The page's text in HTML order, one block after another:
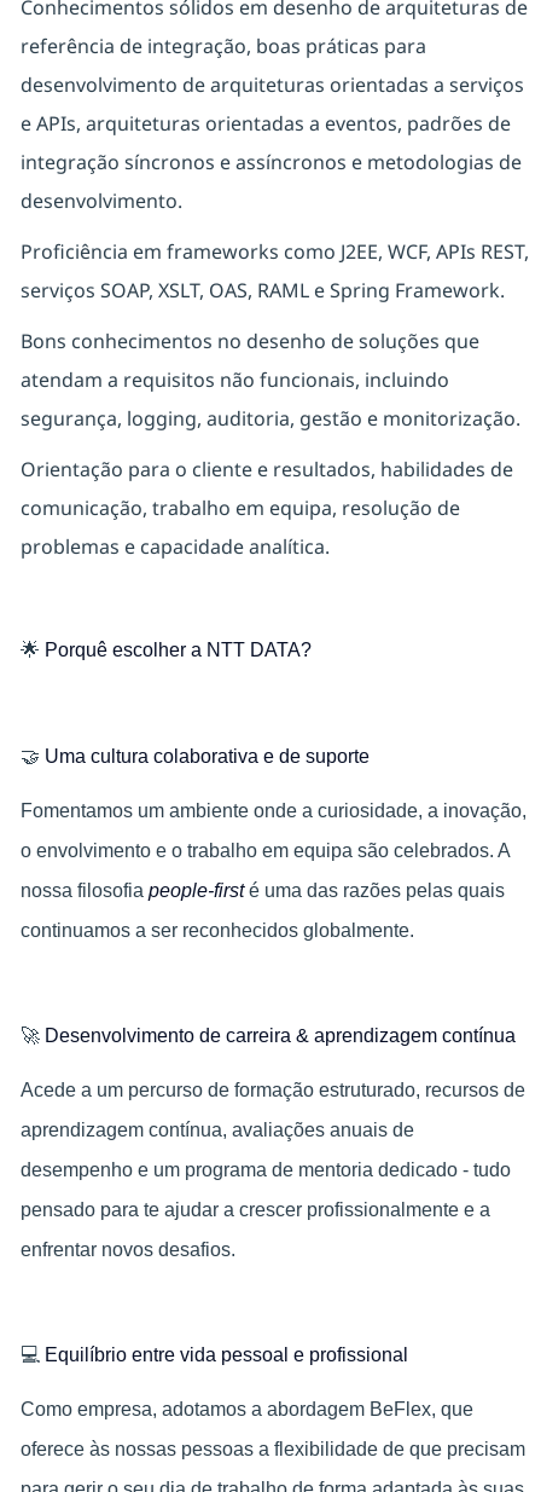
Conhecimentos sólidos em desenho de arquiteturas de
referência de integração, boas práticas para
desenvolvimento de arquiteturas orientadas a serviços
e APIs, arquiteturas orientadas a eventos, padrões de
integração síncronos e assíncronos e metodologias de
desenvolvimento.
Proficiência em frameworks como J2EE, WCF, APIs REST,
serviços SOAP, XSLT, OAS, RAML e Spring Framework.
Bons conhecimentos no desenho de soluções que
atendam a requisitos não funcionais, incluindo
segurança, logging, auditoria, gestão e monitorização.
Orientação para o cliente e resultados, habilidades de
comunicação, trabalho em equipa, resolução de
problemas e capacidade analítica.
🌟 Porquê escolher a NTT DATA?
🤝 Uma cultura colaborativa e de suporte
Fomentamos um ambiente onde a curiosidade, a inovação,
o envolvimento e o trabalho em equipa são celebrados. A
nossa filosofia people-firsté uma das razões pelas quais
continuamos a ser reconhecidos globalmente.
🚀 Desenvolvimento de carreira & aprendizagem contínua
Acede a um percurso de formação estruturado, recursos de
aprendizagem contínua, avaliações anuais de
desempenho e um programa de mentoria dedicado - tudo
pensado para te ajudar a crescer profissionalmente e a
enfrentar novos desafios.
💻 Equilíbrio entre vida pessoal e profissional
Como empresa, adotamos a abordagem BeFlex, que
oferece às nossas pessoas a flexibilidade de que precisam